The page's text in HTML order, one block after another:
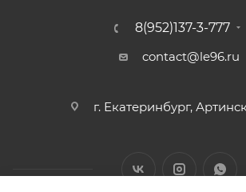
8(952)137-3-777
contact@le96.ru
г. Екатеринбург,